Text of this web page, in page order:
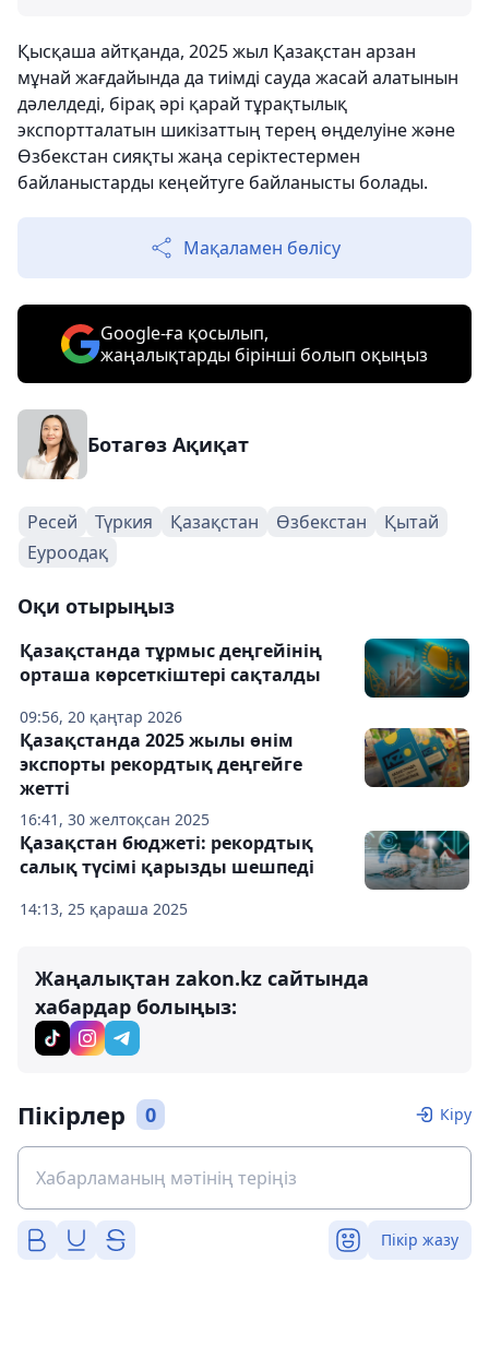
Қысқаша айтқанда, 2025 жыл Қазақстан арзан
мұнай жағдайында да тиімді сауда жасай алатынын
дәлелдеді, бірақ әрі қарай тұрақтылық
экспортталатын шикізаттың терең өңделуіне және
Өзбекстан сияқты жаңа серіктестермен
байланыстарды кеңейтуге байланысты болады.
Мақаламен бөлісу
Google-ға қосылып,
жаңалықтарды бірінші болып оқыңыз
Ботагөз Ақиқат
Ресей Түркия Қазақстан Өзбекстан
Қытай
Еуроодақ
Оқи отырыңыз
09:56, 20 қаңтар 2026
Қазақстанда тұрмыс деңгейінің
орташа көрсеткіштері сақталды
16:41, 30 желтоқсан 2025
Қазақстанда 2025 жылы өнім
экспорты рекордтық деңгейге
жетті
14:13, 25 қараша 2025
Қазақстан бюджеті: рекордтық
салық түсімі қарызды шешпеді
Жаңалықтан zakon.kz сайтында
хабардар болыңыз:
Пікірлер 0 Кіру
Пікір жазу